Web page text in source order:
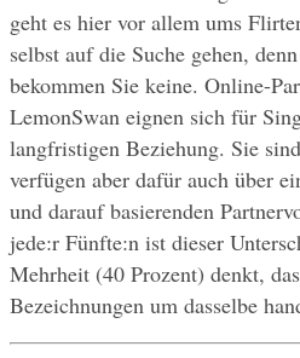
geht es hier vor allem ums
selbst auf die Suche gehen,
bekommen Sie keine. Online-
LemonSwan eignen sich für
langfristigen Beziehung. Sie
verfügen aber dafür auch über
und darauf basierenden
jede:r Fünfte:n ist dieser
Mehrheit (40 Prozent) denkt,
Bezeichnungen um dasselbe